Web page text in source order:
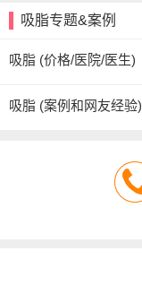
吸脂专题&案例
吸脂 (价格/医院/医生)
吸脂 (案例和网友经验)